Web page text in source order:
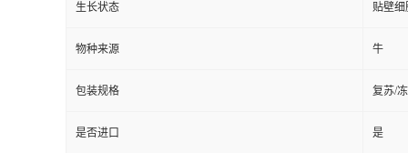
生长状态 贴壁细
物种来源 牛
包装规格 复苏/
是否进口 是